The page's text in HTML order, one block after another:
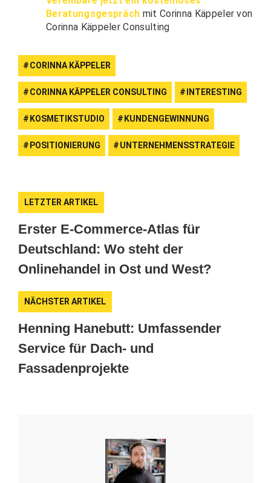
Beratungsgespräch mit Corinna Käppeler von
Corinna Käppeler Consulting
CORINNA KÄPPELER
CORINNA KÄPPELER CONSULTING INTERESTING
KOSMETIKSTUDIO KUNDENGEWINNUNG
POSITIONIERUNG UNTERNEHMENSSTRATEGIE
LETZTER ARTIKEL
Erster E-Commerce-Atlas für
Deutschland: Wo steht der
Onlinehandel in Ost und West?
NÄCHSTER ARTIKEL
Henning Hanebutt: Umfassender
Service für Dach- und
Fassadenprojekte